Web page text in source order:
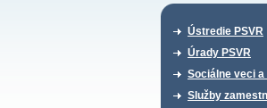
Ústredie PSVR
Úrady PSVR
Sociálne veci a
Služby